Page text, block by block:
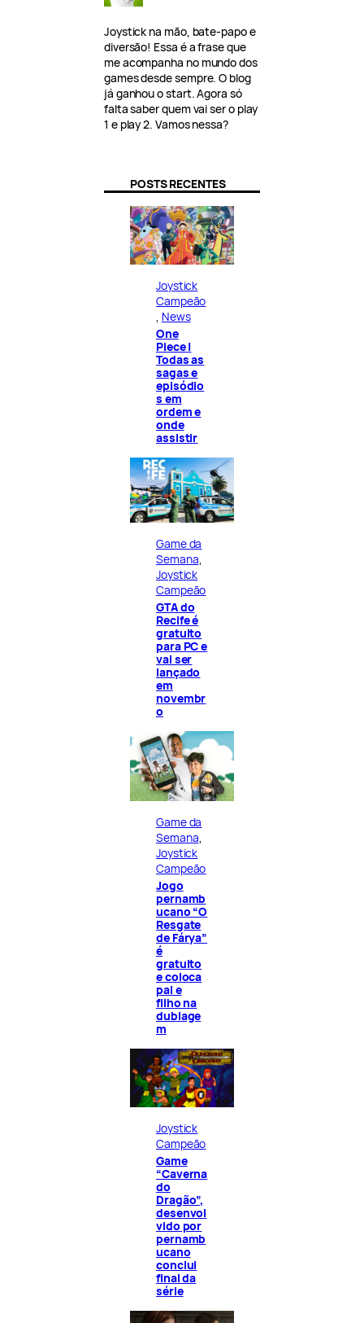
Joystick na mão, bate-papo e
diversão! Essa é a frase que
me acompanha no mundo dos
games desde sempre. O blog
já ganhou o start. Agora só
falta saber quem vai ser o play
1 e play 2. Vamos nessa?
POSTS RECENTES
Joystick
Campeão
News
One
Piece |
Todas as
sagas e
episódio
s em
ordem e
onde
assistir
Game da
Semana
Joystick
Campeão
GTA do
Recife é
gratuito
para PC e
vai ser
lançado
em
novembr
o
Game da
Semana
Joystick
Campeão
Jogo
pernamb
ucano “O
Resgate
de Fárya”
é
gratuito
e coloca
pai e
filho na
dublage
m
Joystick
Campeão
Game
“Caverna
do
Dragão”,
desenvol
vido por
pernamb
ucano
conclui
final da
série